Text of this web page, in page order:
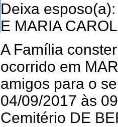
Deixa
E MARIA
A Família
ocorrido em
amigos para o
04/09/2017 às
Cemitério DE